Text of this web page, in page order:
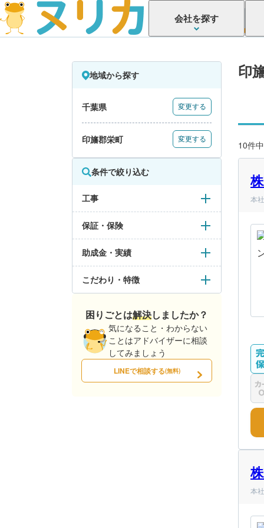
会社を探す
地域から探す
千葉県 変更する
印旛郡栄町 変更する
条件で絞り込む
工事
保証・保険
助成金・実績
こだわり・特徴
困りごとは解決しましたか？
気になること・わからない
ことはアドバイザーに相談
してみましょう
LINEで相談する(無料)
印
10件
本
本